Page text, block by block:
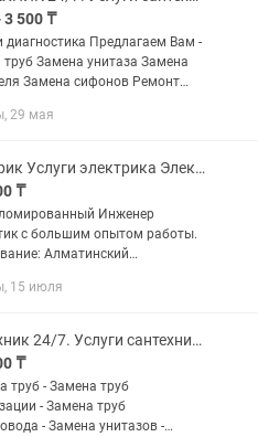
3 500 ₸
Предлагаем Вам -
Замена
Ремонт
Установка
29 мая
Электрик Услуги электрика Электрик Алматы Электрик на дом Вызов электрика
₸
Инженер
с большим опытом работы.
Алматинский
Электропривод и
Работаю с...
15 июля
Сантехник 24/7. Услуги сантехника Алматы.
₸
труб - Замена труб
- Замена труб
- Замена унитазов -